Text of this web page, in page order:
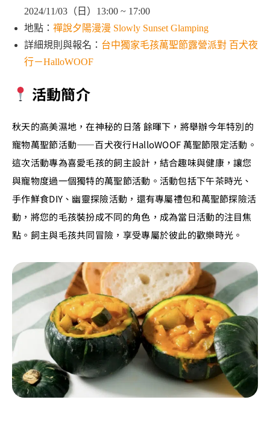
2024/11/03（日）13:00 ~ 17:00
地點： 禪說夕陽漫漫 Slowly Sunset Glamping
詳細規則與報名： 台中獨家毛孩萬聖節露營派對 百犬夜
行－HalloWOOF
活動簡介
秋天的高美濕地，在神秘的日落 餘暉下，將舉辦今年特別的
寵物萬聖節活動——百犬夜行HalloWOOF 萬聖節限定活動。
這次活動專為喜愛毛孩的飼主設計，結合趣味與健康，讓您
與寵物度過一個獨特的萬聖節活動。活動包括下午茶時光、
手作鮮食DIY、幽靈探險活動，還有專屬禮包和萬聖節探險活
動，將您的毛孩裝扮成不同的角色，成為當日活動的注目焦
點。飼主與毛孩共同冒險，享受專屬於彼此的歡樂時光。